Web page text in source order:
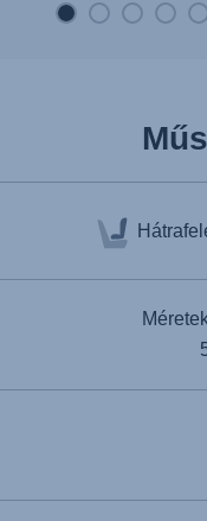
közötti